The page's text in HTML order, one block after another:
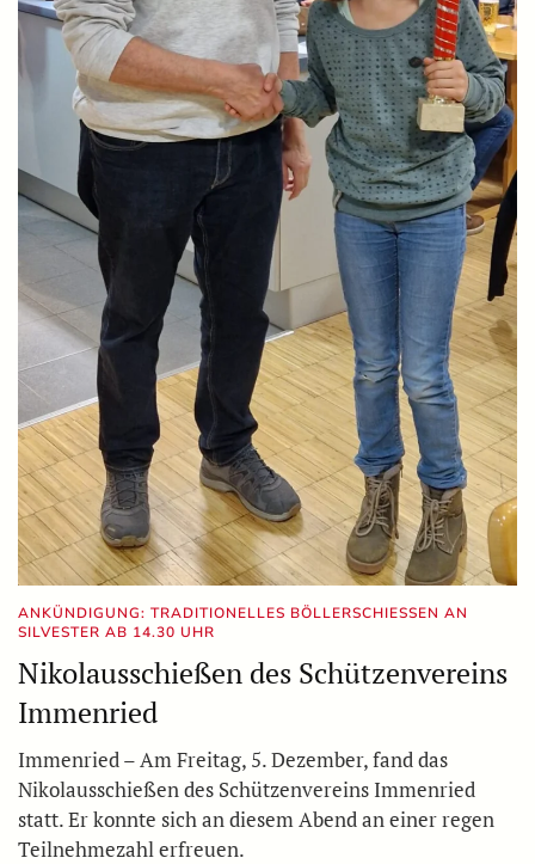
ANKÜNDIGUNG: TRADITIONELLES BÖLLERSCHIESSEN AN S
ILVESTER AB 14.30 UHR
Nikolausschießen des Schützenvereins
Immenried
Immenried – Am Freitag, 5. Dezember, fand das
Nikolausschießen des Schützenvereins Immenried
statt. Er konnte sich an diesem Abend an einer regen
Teilnehmezahl erfreuen.